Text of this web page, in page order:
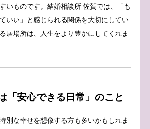
いものです。結婚相談所 佐賀では、「も
いい」と感じられる関係を大切にしてい
居場所は、人生をより豊かにしてくれま
「安心できる日常」のこと
別な幸せを想像する方も多いかもしれま